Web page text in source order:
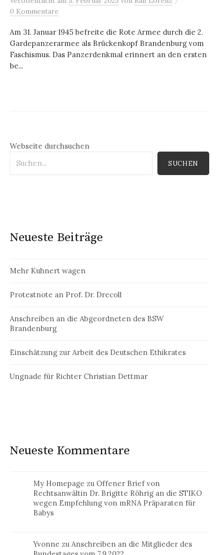
0 Kommentare
Am 31. Januar 1945 befreite die Rote Armee durch die 2.
Gardepanzerarmee als Brückenkopf Brandenburg vom
Faschismus. Das Panzerdenkmal erinnert an den ersten
be...
Webseite durchsuchen
SUCHEN
Neueste Beiträge
Mehr Kuhnert wagen
Protestnote an Prof. Dr. Drecoll
Anschreiben an die Abgeordneten des BSW
Brandenburg
Einschätzung zur Arbeit des Deutschen Ethikrates
Ungnade für Richter Christian Dettmar
Neueste Kommentare
My Homepage zu Offener Brief von
Rechtsanwältin Dr. Brigitte Röhrig an die STIKO
wegen Empfehlung von mRNA Präparaten für
Babys
Yvonne zuAnschreiben an die Mitglieder des